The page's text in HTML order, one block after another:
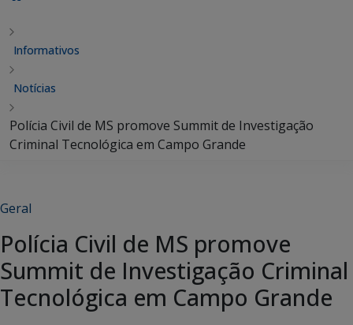
Informativos
Notícias
Polícia Civil de MS promove Summit de Investigação
Criminal Tecnológica em Campo Grande
Geral
Polícia Civil de MS promove
Summit de Investigação Criminal
Tecnológica em Campo Grande